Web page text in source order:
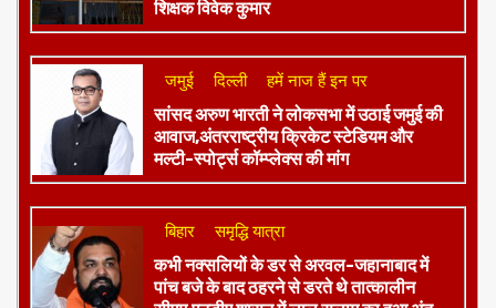
जमुई दिल्ली हमें नाज हैं इन पर
​सांसद अरुण भारती ने लोकसभा में उठाई जमुई की
आवाज,अंतरराष्ट्रीय क्रिकेट स्टेडियम और
मल्टी-स्पोर्ट्स कॉम्प्लेक्स की मांग
बिहार समृद्धि यात्रा
कभी नक्सलियों के डर से अरवल-जहानाबाद में
पांच बजे के बाद ठहरने से डरते थे तात्कालीन
सीएम,एनडीए शासन में लाल सलाम का हुआ अंत-
सम्राट चौधरी,गृह मंत्री